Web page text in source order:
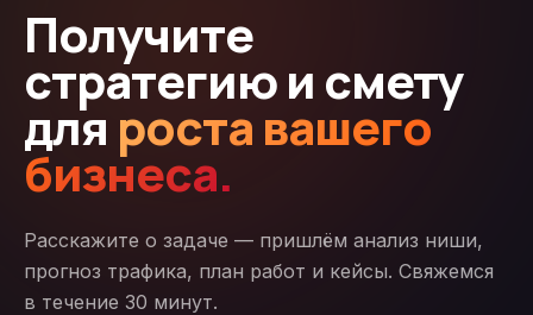
Получите
стратегию и смету
для роста вашего
бизнеса.
Расскажите о задаче — пришлём анализ ниши,
прогноз трафика, план работ и кейсы. Свяжемся
в течение 30 минут.